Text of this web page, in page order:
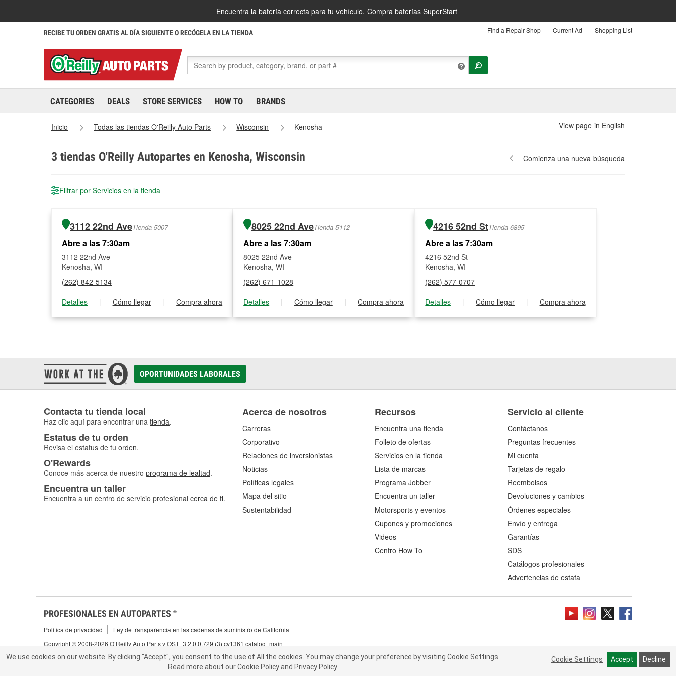
Encuentra la batería correcta para tu vehículo. Compra baterías SuperStart
RECIBE TU ORDEN GRATIS AL DÍA SIGUIENTE O RECÓGELA EN LA TIENDA Find a Repair Shop Current Ad Shopping List
CATEGORIES DEALS STORE SERVICES HOW TO BRANDS
Inicio Todas las tiendas O'Reilly Auto Parts Wisconsin Kenosha View page in English
3 tiendas O'Reilly Autopartes en Kenosha, Wisconsin Comienza una nueva búsqueda
Filtrar por Servicios en la tienda
3112 22nd AveTienda 5007
Abre a las 7:30am
3112 22nd Ave
Kenosha, WI
(262) 842-5134
Detalles
| Cómo llegar | Compra ahora
8025 22nd AveTienda 5112
Abre a las 7:30am
8025 22nd Ave
Kenosha, WI
(262) 671-1028
Detalles
| Cómo llegar | Compra ahora
4216 52nd StTienda 6895
Abre a las 7:30am
4216 52nd St
Kenosha, WI
(262) 577-0707
Detalles
| Cómo llegar | Compra ahora
We use cookies on our website. By clicking "Accept", you consent to the use of All the cookies.You may change your preference by visiting Cookie Settings.
about ourCookie PolicyandPrivacy Policy
Cookie Settings Accept Decline
OPORTUNIDADES LABORALES
Contacta tu tienda local
Haz clic aquí para encontrar una tienda.
Estatus de tu orden
Revisa el estatus de tu orden.
O'Rewards
Conoce más acerca de nuestro programa de lealtad.
Encuentra un taller
Encuentra a un centro de servicio profesional cerca de ti.
Acerca de nosotros
Carreras
Corporativo
Relaciones de inversionistas
Noticias
Políticas legales
Mapa del sitio
Sustentabilidad
Recursos
Encuentra una tienda
Folleto de ofertas
Servicios en la tienda
Lista de marcas
Programa Jobber
Encuentra un taller
Motorsports y eventos
Cupones y promociones
Videos
Centro How To
Servicio al cliente
Contáctanos
Preguntas frecuentes
Mi cuenta
Tarjetas de regalo
Reembolsos
Devoluciones y cambios
Órdenes especiales
Envío y entrega
Garantías
SDS
Catálogos profesionales
Advertencias de estafa
PROFESIONALES EN AUTOPARTES ®
Política de privacidad
Ley de transparencia en las cadenas de suministro de California
Copyright © 2008-2026 O’Reilly Auto Parts v OST_3.2.0.0.729 (3) cv1361 catalog_main
We use cookies on our website. By clicking "Accept", you consent to the use of All the cookies. You may change your preference by visiting Cookie Settings.
Read more about our Cookie Policy and Privacy Policy.
Cookie Settings Accept Decline